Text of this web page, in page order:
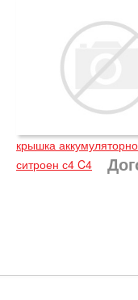
крышка
ситроен с4 C4